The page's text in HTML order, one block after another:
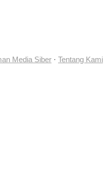
Media Siber · Tentang Kami